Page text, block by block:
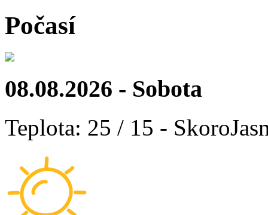
Počasí
08.08.2026 - Sobota
Teplota: 25 / 15 -